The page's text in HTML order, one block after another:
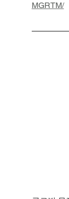
MGRTM/